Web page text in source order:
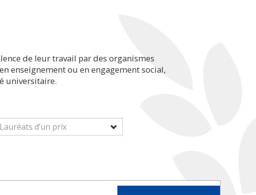
de leur travail par des organismes
enseignement ou en engagement social,
universitaire.